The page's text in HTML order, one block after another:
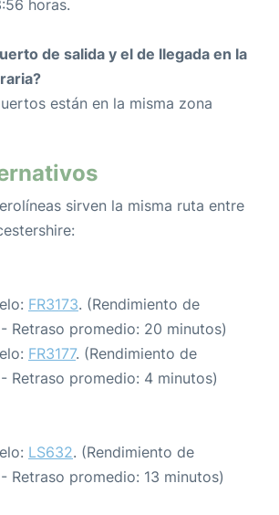
horas.
de salida y el de llegada en la
están en la misma zona
sirven la misma ruta entre
FR3173. (Rendimiento de
Retraso promedio: 20 minutos)
FR3177. (Rendimiento de
Retraso promedio: 4 minutos)
LS632. (Rendimiento de
Retraso promedio: 13 minutos)